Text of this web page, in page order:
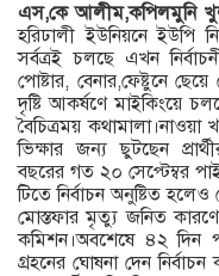
এস,কে আলীম,কপিলমুনি
হরিঢালী ইউনিয়নে ইউপি
সর্বত্রই চলছে এখন
পোষ্টার, বেনার,ফেষ্টুনে
দৃষ্টি আকর্ষণে মাইকিংয়ে
বৈচিত্রময় কথামালা।নাওয়া
ভিক্ষার জন্য ছুটছেন
বছরের গত ২০ সেপ্টেম্বর
টিতে নির্বাচন অনুষ্টিত হলেও
মোস্তফার মৃত্যু জনিত কারণে
কমিশন।অবশেষে ৪২ দিন
গ্রহনের ঘোষনা দেন